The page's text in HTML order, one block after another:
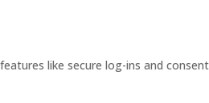
like secure log-ins and